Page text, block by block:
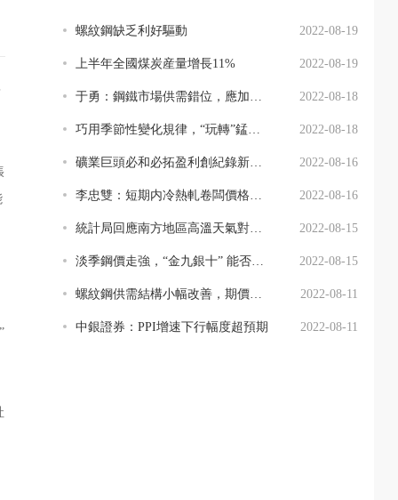
螺紋鋼缺乏利好驅動 2022-08-19
上半年全國煤炭産量增長11% 2022-08-19
于勇：鋼鐵市場供需錯位，應加大有效供給 2022-08-18
巧用季節性變化規律，“玩轉”錳矽期貨市場 2022-08-18
礦業巨頭必和必拓盈利創紀錄新高，預計中國大宗需求穩定增長 2022-08-16
李忠雙：短期内冷熱軋卷闆價格進入盤整期 2022-08-16
統計局回應南方地區高溫天氣對經濟影響 2022-08-15
淡季鋼價走強，“金九銀十” 能否帶動後市需求 2022-08-15
螺紋鋼供需結構小幅改善，期價偏強震蕩運行 2022-08-11
中銀證券：PPI增速下行幅度超預期 2022-08-11